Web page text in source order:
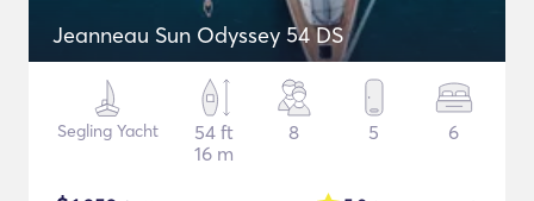
Jeanneau Sun Odyssey 54 DS
Segling Yacht
54 ft
16 m
8 5 6